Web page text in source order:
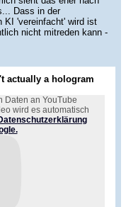
Dass in der
KI 'vereinfacht' wird ist
nicht mitreden kann -
actually a hologram
Daten an YouTube
wird es automatisch